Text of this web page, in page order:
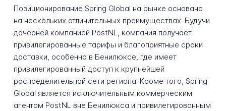
Позиционирование Spring Global на рынке основано
на нескольких отличительных преимуществах. Будучи
дочерней компанией PostNL, компания получает
привилегированные тарифы и благоприятные сроки
доставки, особенно в Бенилюксе, где имеет
привилегированный доступ к крупнейшей
распределительной сети региона. Кроме того, Spring
Global является исключительным коммерческим
агентом PostNL вне Бенилюкса и привилегированным